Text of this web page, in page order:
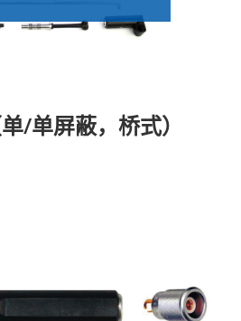
/单屏蔽，桥式）